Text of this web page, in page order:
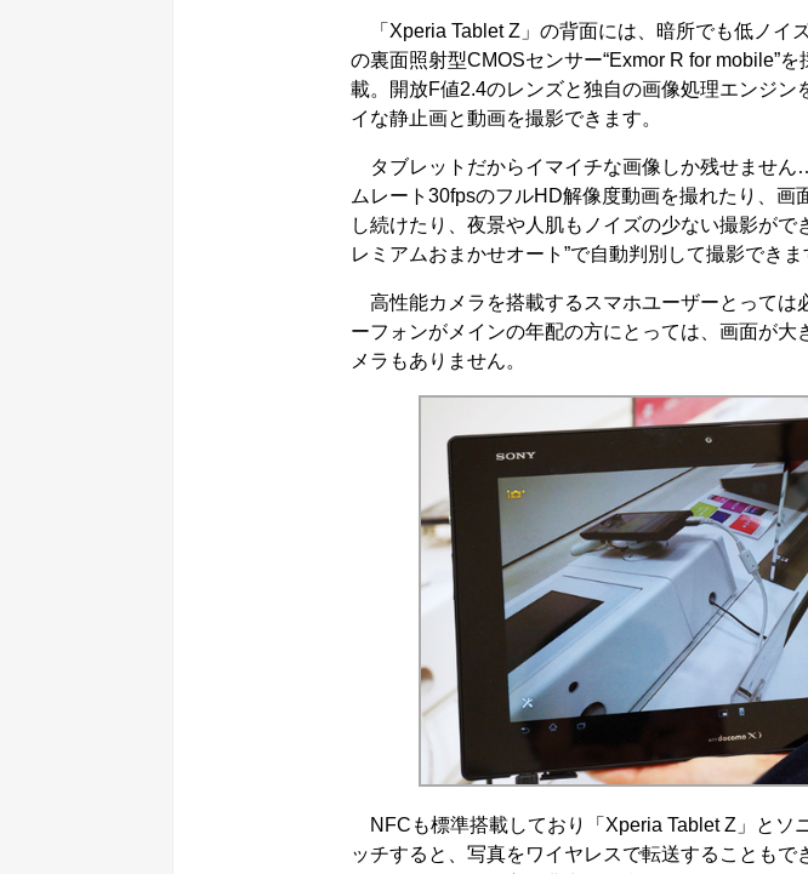
「Xperia Tablet Z」の背面には、暗所でも低ノイ
の裏面照射型CMOSセンサー“Exmor R for mobile”
載。開放F値2.4のレンズと独自の画像処理エンジン
イな静止画と動画を撮影できます。
タブレットだからイマイチな画像しか残せませ
ムレート30fpsのフルHD解像度動画を撮れたり、画
し続けたり、夜景や人肌もノイズの少ない撮影がで
レミアムおまかせオート”で自動判別して撮影できま
高性能カメラを搭載するスマホユーザーとっては
ーフォンがメインの年配の方にとっては、画面が大
メラもありません。
NFCも標準搭載しており「Xperia Tablet Z」とソ
ッチすると、写真をワイヤレスで転送することもで